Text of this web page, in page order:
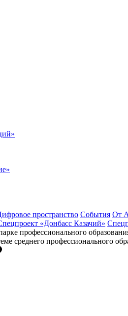
пространство События От
«Донбасс Казачий»